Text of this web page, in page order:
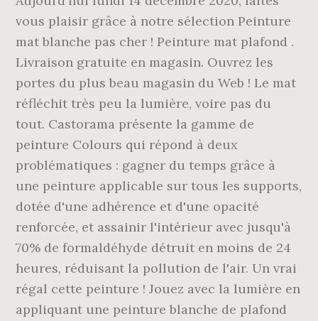
vous plaisir grâce à notre sélection Peinture
mat blanche pas cher ! Peinture mat plafond .
Livraison gratuite en magasin. Ouvrez les
portes du plus beau magasin du Web ! Le mat
réfléchit très peu la lumière, voire pas du
tout. Castorama présente la gamme de
peinture Colours qui répond à deux
problématiques : gagner du temps grâce à
une peinture applicable sur tous les supports,
dotée d'une adhérence et d'une opacité
renforcée, et assainir l'intérieur avec jusqu'à
70% de formaldéhyde détruit en moins de 24
heures, réduisant la pollution de l'air. Un vrai
régal cette peinture ! Jouez avec la lumière en
appliquant une peinture blanche de plafond